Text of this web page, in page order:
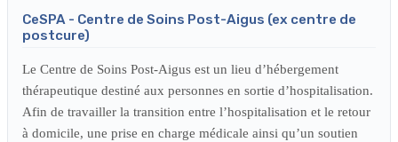
CeSPA - Centre de Soins Post-Aigus (ex centre de
postcure)
Le Centre de Soins Post-Aigus est un lieu d’hébergement
thérapeutique destiné aux personnes en sortie d’hospitalisation.
Afin de travailler la transition entre l’hospitalisation et le retour
à domicile, une prise en charge médicale ainsi qu’un soutien